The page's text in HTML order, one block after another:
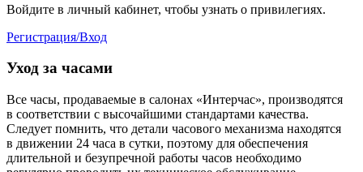
Войдите в личный кабинет, чтобы узнать о привилегиях.
Регистрация/Вход
Уход за часами
Все часы, продаваемые в салонах «Интерчас», производятся
в соответствии с высочайшими стандартами качества.
Следует помнить, что детали часового механизма находятся
в движении 24 часа в сутки, поэтому для обеспечения
длительной и безупречной работы часов необходимо